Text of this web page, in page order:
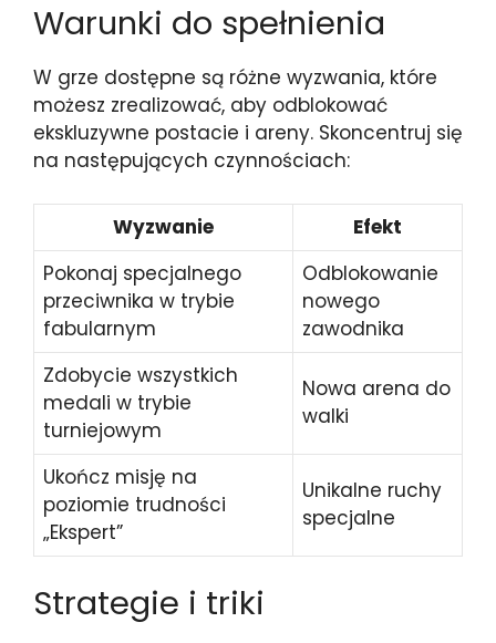
Warunki do spełnienia
W grze dostępne są różne wyzwania, które
możesz zrealizować, aby odblokować
ekskluzywne postacie i areny. Skoncentruj się
na następujących czynnościach:
Wyzwanie
Efekt
Pokonaj specjalnego
przeciwnika w trybie
fabularnym
Odblokowanie
nowego
zawodnika
Zdobycie wszystkich
medali w trybie
turniejowym
Nowa arena do
walki
Ukończ misję na
poziomie trudności
„Ekspert”
Unikalne ruchy
specjalne
Strategie i triki